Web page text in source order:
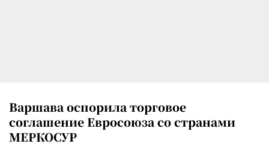
Варшава оспорила торговое
соглашение Евросоюза со странами
МЕРКОСУР